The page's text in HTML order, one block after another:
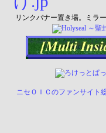
リンクバナー置き場。ミラ
ニセＯＩＣのファンサイト